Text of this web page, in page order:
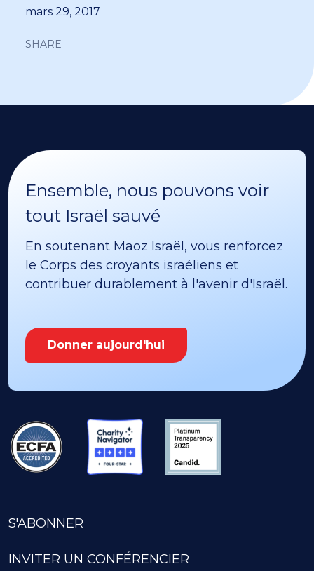
mars 29, 2017
SHARE
Ensemble, nous pouvons voir
tout Israël sauvé
En soutenant Maoz Israël, vous renforcez
le Corps des croyants israéliens et
contribuer durablement à l'avenir d'Israël.
Donner aujourd'hui
S'ABONNER
INVITER UN CONFÉRENCIER